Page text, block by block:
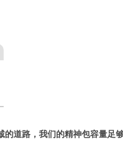
道路，我们的精神包容量足